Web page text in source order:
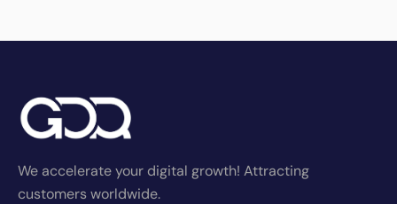
We accelerate your digital growth! Attracting
customers worldwide.